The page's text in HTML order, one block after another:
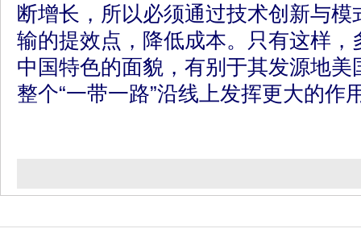
断增长，所以必须通过技术创新与
输的提效点，降低成本。只有这样，
中国特色的面貌，有别于其发源地
整个“一带一路”沿线上发挥更大的作